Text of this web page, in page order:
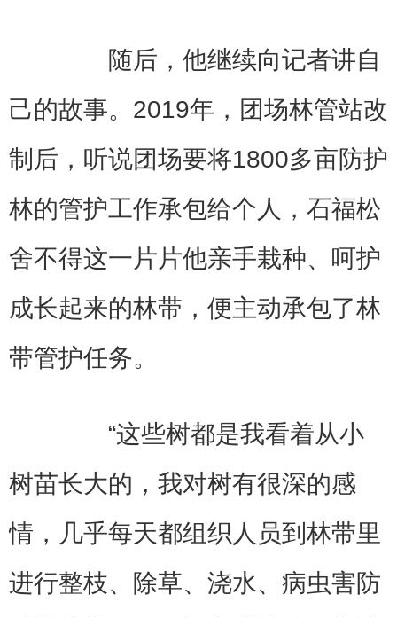
随后，他继续向记者讲自
己的故事。2019年，团场林管站改
制后，听说团场要将1800多亩防护
林的管护工作承包给个人，石福松
舍不得这一片片他亲手栽种、呵护
成长起来的林带，便主动承包了林
带管护任务。
“这些树都是我看着从小
树苗长大的，我对树有很深的感
情，几乎每天都组织人员到林带里
进行整枝、除草、浇水、病虫害防